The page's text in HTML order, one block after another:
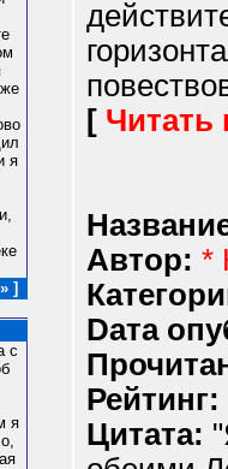
я
]
с
я
[ Читать
Автор: *
Dата
Рейтинг:
Цитата: